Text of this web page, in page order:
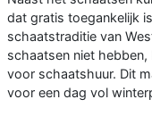
dat gratis toegankelijk
schaatstraditie van
schaatsen niet
voor schaatshuur. Dit
voor een dag vol